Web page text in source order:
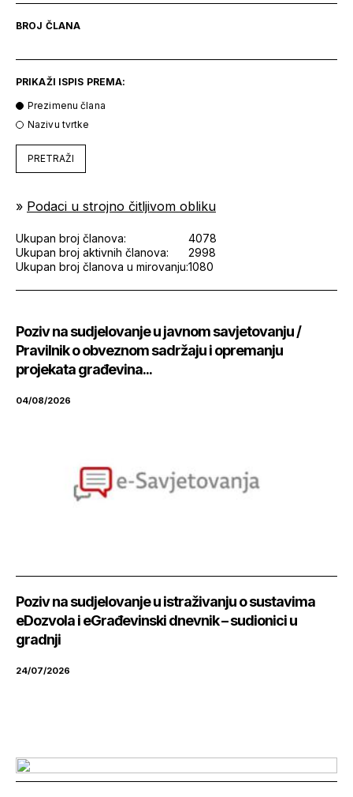
BROJ ČLANA
PRIKAŽI ISPIS PREMA:
Prezimenu člana
Nazivu tvrtke
PRETRAŽI
» Podaci u strojno čitljivom obliku
Ukupan broj članova:
4078
Ukupan broj aktivnih članova:
2998
Ukupan broj članova u mirovanju:1080
Poziv na sudjelovanje u javnom savjetovanju /
Pravilnik o obveznom sadržaju i opremanju
projekata građevina...
04/08/2026
Poziv na sudjelovanje u istraživanju o sustavima
eDozvola i eGrađevinski dnevnik – sudionici u
gradnji
24/07/2026